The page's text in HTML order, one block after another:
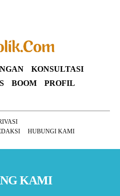
KONSULTASI
BOOM
PROFIL
HUBUNGI KAMI
KAMI